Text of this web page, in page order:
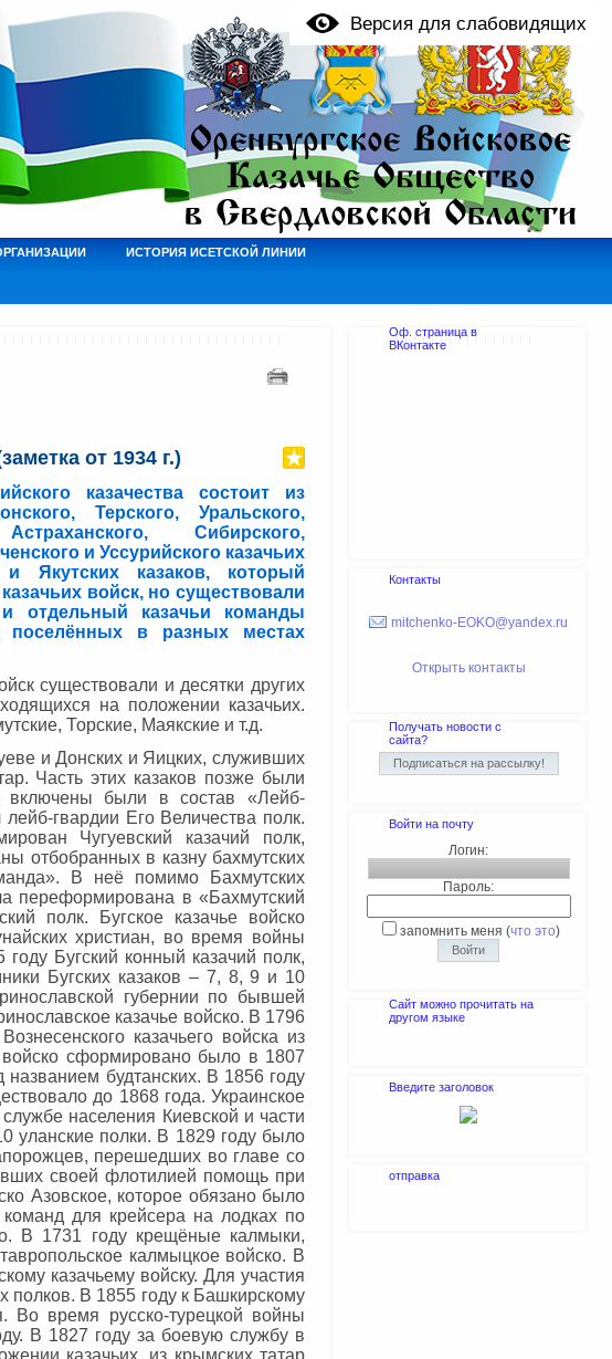
Версия для слабовидящих
ИСТОРИЯ ИСЕТСКОЙ ЛИНИИ
от 1934 г.)
казачества состоит из
Терского, Уральского,
Сибирского,
и Уссурийского казачьих
Якутских казаков, который
войск, но существовали
отдельный казачьи команды
поселённых в разных местах
существовали и десятки других
на положении казачьих.
Торские, Маякские и т.д.
и Донских и Яицких, служивших
Часть этих казаков позже были
включены были в состав «Лейб-
гвардии Его Величества полк.
Чугуевский казачий полк,
отбобранных в казну бахмутских
В неё помимо Бахмутских
переформирована в «Бахмутский
полк. Бугское казачье войско
христиан, во время войны
Бугский конный казачий полк,
Бугских казаков – 7, 8, 9 и 10
губернии по бывшей
казачье войско. В 1796
казачьего войска из
войско сформировано было в 1807
будтанских. В 1856 году
до 1868 года. Украинское
населения Киевской и части
уланские полки. В 1829 году было
перешедших во главе со
своей флотилией помощь при
Азовское, которое обязано было
для крейсера на лодках по
В 1731 году крещёные калмыки,
калмыцкое войско. В
казачьему войску. Для участия
В 1855 году к Башкирскому
Во время русско-турецкой войны
В 1827 году за боевую службу в
Оф. страница в
ВКонтакте
Контакты
mitchenko-EOKO@yandex.ru
Открыть контакты
Получать новости с
сайта?
Войти на почту
Логин:
Пароль:
запомнить меня (что это)
Сайт можно прочитать на
другом языке
Введите заголовок
отправка